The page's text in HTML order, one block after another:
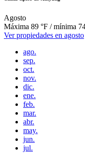
Agosto
Máxima 89 °F / mínima
Ver propiedades en agosto
ago.
sep.
oct.
nov.
dic.
ene.
feb.
mar.
abr.
may.
jun.
jul.